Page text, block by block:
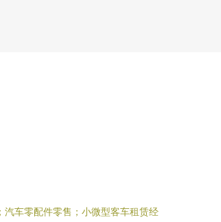
车零配件零售；小微型客车租赁经